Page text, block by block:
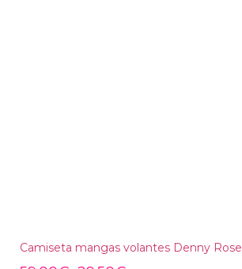
Camiseta mangas volantes Denny Rose